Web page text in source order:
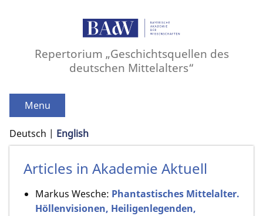
Repertorium „Geschichtsquellen des
deutschen Mittelalters“
Menu
Deutsch English
Articles in Akademie Aktuell
Markus Wesche: Phantastisches Mittelalter.
Höllenvisionen, Heiligenlegenden,